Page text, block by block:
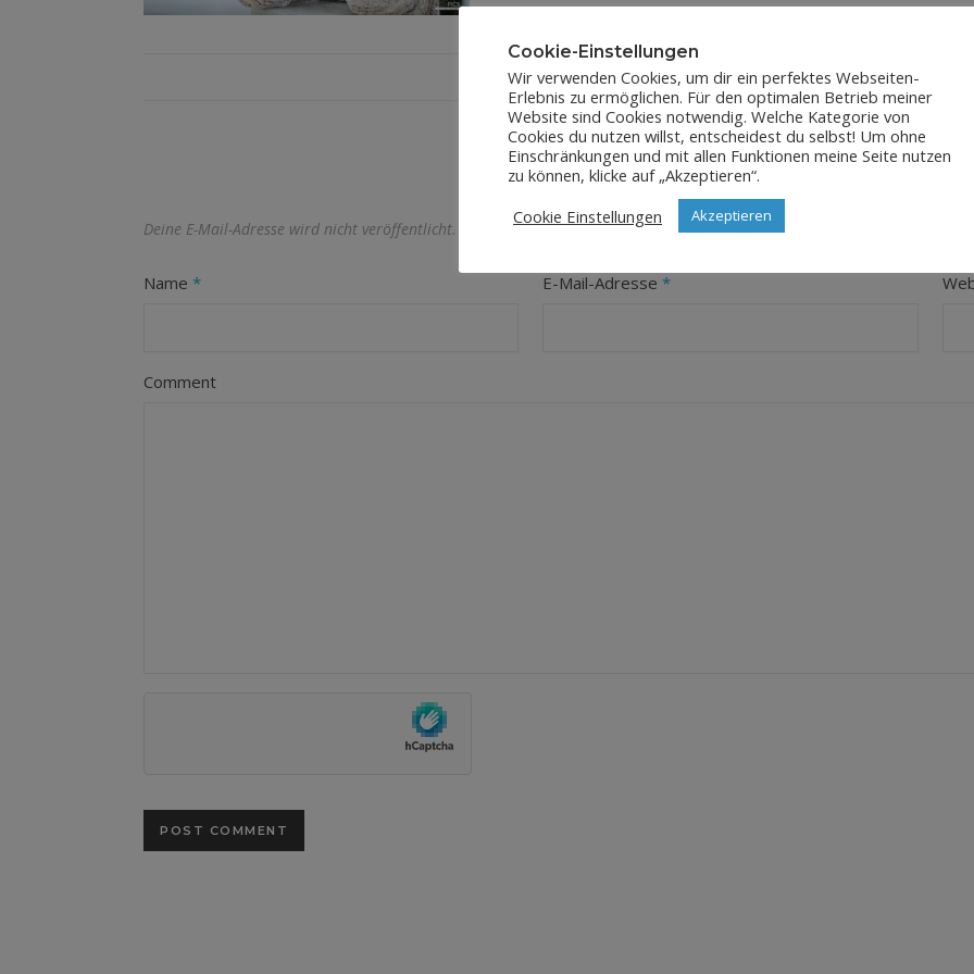
LEAVE A REPLY
Deine E-Mail-Adresse wird nicht veröffentlicht. Erforderliche Felder sind mit* markiert
Name * E-Mail-Adresse*
Comment
Cookie-Einstellungen
Wir verwenden Cookies, um dir ein perfektes Webseiten-
Erlebnis zu ermöglichen. Für den optimalen Betrieb meiner
Website sind Cookies notwendig. Welche Kategorie von
Cookies du nutzen willst, entscheidest du selbst! Um ohne
Einschränkungen und mit allen Funktionen meine Seite nutzen
zu können, klicke auf „Akzeptieren“.
Cookie Einstellungen
Akzeptieren